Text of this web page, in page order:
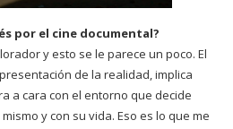
por el cine documental?
y esto se le parece un poco. El
de la realidad, implica
a cara con el entorno que decide
y con su vida. Eso es lo que me